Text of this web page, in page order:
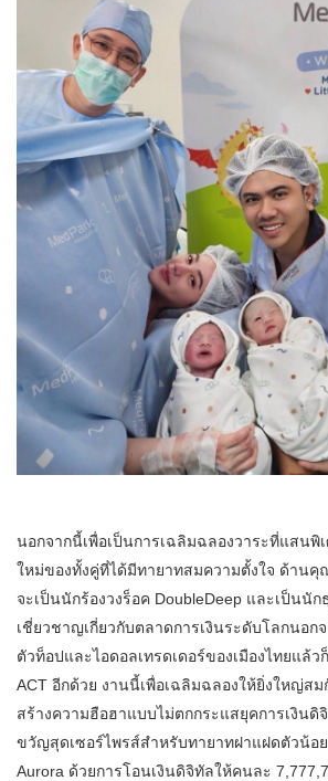
นอกจากนี้เพื่อเป็นการเฉลิมฉลองวาระที่แสนพิ
ใหม่ของทั้งคู่ที่ได้มีทายาทสมความตั้งใจ ด้าน
จะเป็นนักร้องวงร็อค DoubleDeep และเป็นนั
เชี่ยวชาญเกี่ยวกับตลาดการเงินระดับโลกนอก
ตัวท็อปและไอดอลเทรดเดอร์ของเมืองไทยแล้ว
ACT อีกด้วย งานนี้เพื่อเฉลิมฉลองให้ยิ่งใหญ่สม
สร้างความฮือฮาแบบไม่ตกกระแสยุคการเงินดิ
ขวัญสุดเซอร์ไพรส์สำหรับทายาทฝาแฝดตัวน้อ
Aurora ด้วยการโอนเงินดิจิทัลให้คนละ